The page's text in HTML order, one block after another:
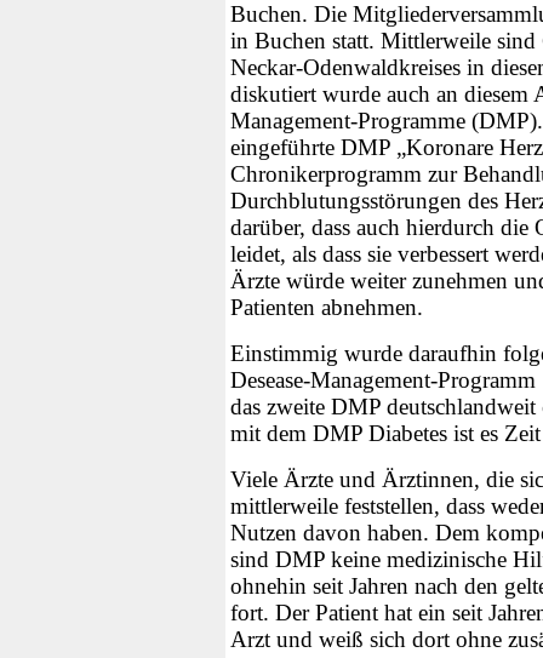
Buchen. Die
in Buchen statt. Mittlerweile sind
Neckar-Odenwaldkreises in
diskutiert wurde auch an diesem
Management-Programme
eingeführte DMP „Koronare
Chronikerprogramm zur
Durchblutungsstörungen des
darüber, dass auch hierdurch die
leidet, als dass sie verbessert
Ärzte würde weiter zunehmen
Patienten abnehmen.
Einstimmig wurde daraufhin
Desease-Management-
das zweite DMP
mit dem DMP Diabetes ist es
Viele Ärzte und Ärztinnen, die
mittlerweile feststellen, dass
Nutzen davon haben. Dem
sind DMP keine medizinische
ohnehin seit Jahren nach den
fort. Der Patient hat ein seit
Arzt und weiß sich dort ohne